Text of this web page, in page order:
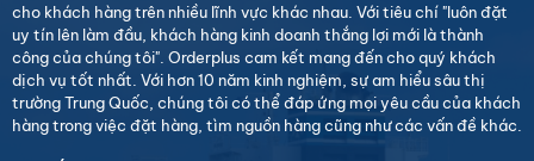
cho khách hàng trên nhiều lĩnh vực khác nhau. Với tiêu chí "luôn đặt
uy tín lên làm đầu, khách hàng kinh doanh thắng lợi mới là thành
công của chúng tôi". Orderplus cam kết mang đến cho quý khách
dịch vụ tốt nhất. Với hơn 10 năm kinh nghiệm, sự am hiểu sâu thị
trường Trung Quốc, chúng tôi có thể đáp ứng mọi yêu cầu của khách
hàng trong việc đặt hàng, tìm nguồn hàng cũng như các vấn đề khác.